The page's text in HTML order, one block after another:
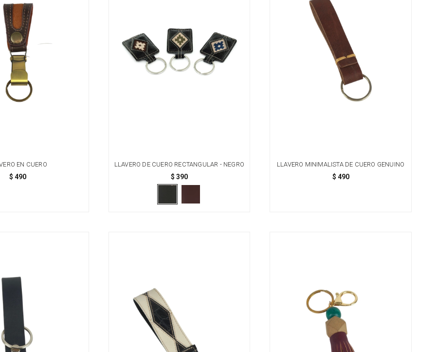
EN CUERO
$ 490
LLAVERO DE CUERO RECTANGULAR - NEGRO
$ 390
LLAVERO MINIMALISTA DE CUERO GENUINO
$ 490